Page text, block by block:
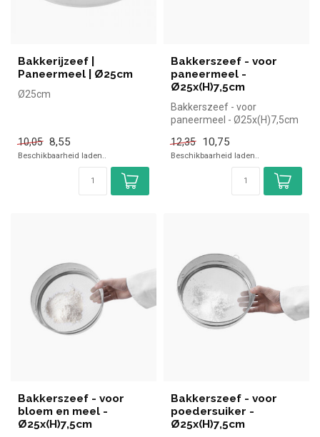
Bakkerijzeef |
Paneermeel | Ø25cm
Ø25cm
10,05 8,55
Beschikbaarheid laden..
Bakkerszeef - voor
paneermeel -
Ø25x(H)7,5cm
Bakkerszeef - voor
paneermeel - Ø25x(H)7,5cm
voor in...
12,35 10,75
Beschikbaarheid laden..
Bakkerszeef - voor
bloem en meel -
Ø25x(H)7,5cm
Bakkerszeef - voor
poedersuiker -
Ø25x(H)7,5cm